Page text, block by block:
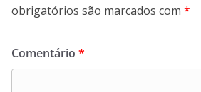
obrigatórios são marcados com *
Comentário *